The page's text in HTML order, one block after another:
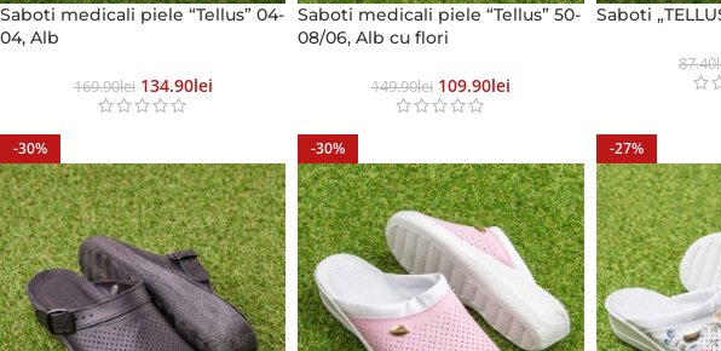
Saboti medicali piele “Tellus” 04-
04, Alb
169.90Lei 134.90Lei
Saboti medicali piele “Tellus” 50-
08/06, Alb cu flori
149.90Lei 109.90Lei
Saboti
87.40
-30% -30% -27%